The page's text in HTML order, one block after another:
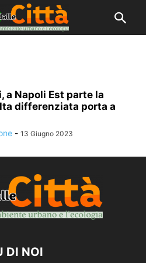
a Napoli Est parte la
differenziata porta a
- 13 Giugno 2023
DI NOI